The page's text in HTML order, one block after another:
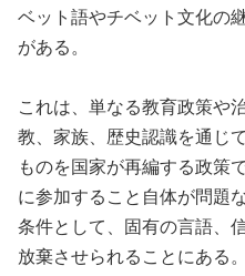
ベット語やチベット文化の
がある。
これは、単なる教育政策や
教、家族、歴史認識を通じ
ものを国家が再編する政策
に参加すること自体が問題
条件として、固有の言語、
放棄させられることにある。